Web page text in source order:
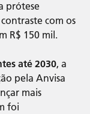
prótese
com os
R$ 150 mil.
até 2030, a
pela Anvisa
mais
foi